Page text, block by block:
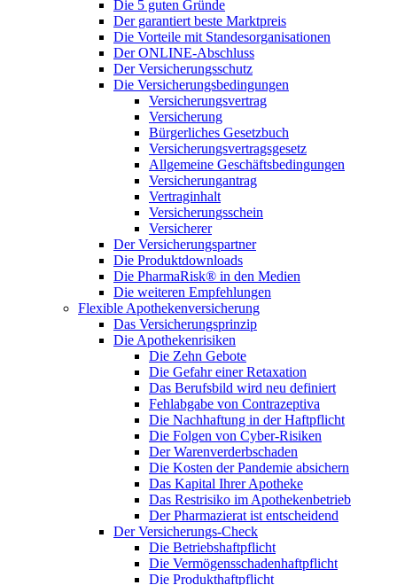
Die 5 guten Gründe
Der garantiert beste Marktpreis
Die Vorteile mit Standesorganisationen
Der ONLINE-Abschluss
Der Versicherungsschutz
Die Versicherungsbedingungen
Versicherungsvertrag
Versicherung
Bürgerliches Gesetzbuch
Versicherungsvertragsgesetz
Allgemeine Geschäftsbedingungen
Versicherungantrag
Vertraginhalt
Versicherungsschein
Versicherer
Der Versicherungspartner
Die Produktdownloads
Die PharmaRisk® in den Medien
Die weiteren Empfehlungen
Flexible Apothekenversicherung
Das Versicherungsprinzip
Die Apothekenrisiken
Die Zehn Gebote
Die Gefahr einer Retaxation
Das Berufsbild wird neu definiert
Fehlabgabe von Contrazeptiva
Die Nachhaftung in der Haftpflicht
Die Folgen von Cyber-Risiken
Der Warenverderbschaden
Die Kosten der Pandemie absichern
Das Kapital Ihrer Apotheke
Das Restrisiko im Apothekenbetrieb
Der Pharmazierat ist entscheidend
Der Versicherungs-Check
Die Betriebshaftpflicht
Die Vermögensschadenhaftpflicht
Die Produkthaftpflicht